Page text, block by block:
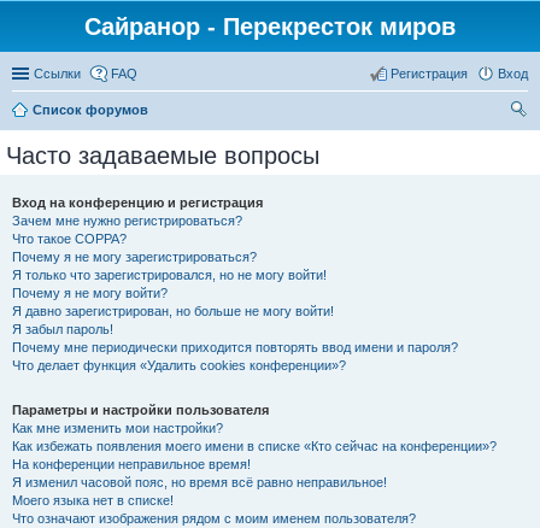
Сайранор - Перекресток миров
Ссылки FAQ Вход
Регистрация
Список форумов
Часто задаваемые вопросы
Вход на конференцию и регистрация
Зачем мне нужно регистрироваться?
Что такое COPPA?
Почему я не могу зарегистрироваться?
Я только что зарегистрировался, но не могу войти!
Почему я не могу войти?
Я давно зарегистрирован, но больше не могу войти!
Я забыл пароль!
Почему мне периодически приходится повторять ввод имени и пароля?
Что делает функция «Удалить cookies конференции»?
Параметры и настройки пользователя
Как мне изменить мои настройки?
Как избежать появления моего имени в списке «Кто сейчас на конференции»?
На конференции неправильное время!
Я изменил часовой пояс, но время всё равно неправильное!
Моего языка нет в списке!
Что означают изображения рядом с моим именем пользователя?